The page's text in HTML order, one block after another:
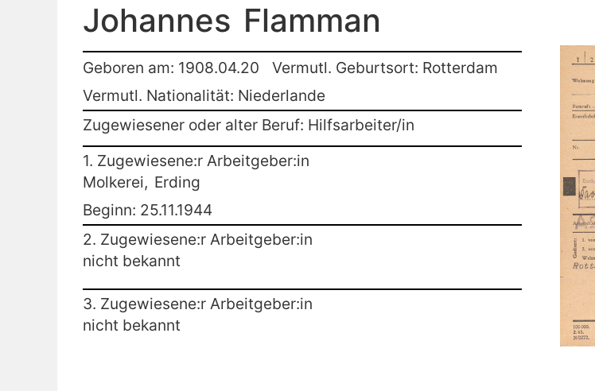
Johannes Flamman
Geboren am: 1908.04.20
Vermutl. Geburtsort: Rotterdam
Vermutl. Nationalität: Niederlande
Zugewiesener oder alter Beruf: Hilfsarbeiter/in
1. Zugewiesene:r Arbeitgeber:in
Molkerei, Erding
Beginn: 25.11.1944
2. Zugewiesene:r Arbeitgeber:in
nicht bekannt
3. Zugewiesene:r Arbeitgeber:in
nicht bekannt